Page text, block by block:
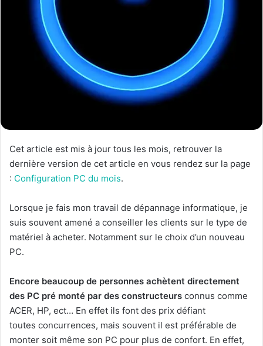
Cet article est mis à jour tous les mois, retrouver la
dernière version de cet article en vous rendez sur la page
: Configuration PC du mois.
Lorsque je fais mon travail de dépannage informatique, je
suis souvent amené a conseiller les clients sur le type de
matériel à acheter. Notamment sur le choix d’un nouveau
PC.
Encore beaucoup de personnes achètent directement
des PC pré monté par des constructeurs connus comme
ACER, HP, ect… En effet ils font des prix défiant
toutes concurrences, mais souvent il est préférable de
monter soit même son PC pour plus de confort. En effet,